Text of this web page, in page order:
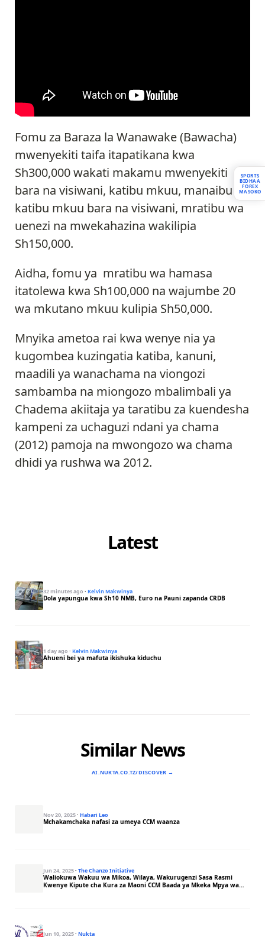
Fomu za Baraza la Wanawake (Bawacha)
mwenyekiti taifa itapatikana kwa
Sh300,000 wakati makamu mwenyekiti
bara na visiwani, katibu mkuu, manaibu
katibu mkuu bara na visiwani, mratibu wa
uenezi na mwekahazina wakilipia
Sh150,000.
Aidha, fomu ya mratibu wa hamasa
itatolewa kwa Sh100,000 na wajumbe 20
wa mkutano mkuu kulipia Sh50,000.
Mnyika ametoa rai kwa wenye nia ya
kugombea kuzingatia katiba, kanuni,
maadili ya wanachama na viongozi
sambamba na miongozo mbalimbali ya
Chadema akiitaja ya taratibu za kuendesha
kampeni za uchaguzi ndani ya chama
(2012) pamoja na mwongozo wa chama
dhidi ya rushwa wa 2012.
Latest
32 minutes ago · Kelvin Makwinya
Dola yapungua kwa Sh10 NMB, Euro na Pauni zapanda CRDB
1 day ago · Kelvin Makwinya
Ahueni bei ya mafuta ikishuka kiduchu
Similar News
AI.NUKTA.CO.TZ/DISCOVER →
Nov 20, 2025· Habari Leo
Mchakamchaka nafasi za umeya CCM waanza
Jun 24, 2025· The Chanzo Initiative
Waliokuwa Wakuu wa Mikoa, Wilaya, Wakurugenzi Sasa Rasmi
Kwenye Kipute cha Kura za Maoni CCM Baada ya Mkeka Mpya wa
Jun 10, 2025· Nukta
SPORTS
BIDHAA
FOREX
MASOKO